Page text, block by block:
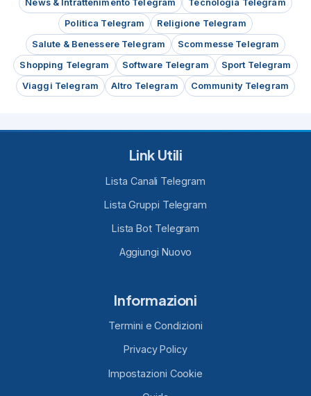
News & Intrattenimento Telegram
Tecnologia Telegram
Politica Telegram
Religione Telegram
Salute & Benessere Telegram
Scommesse Telegram
Shopping Telegram
Software Telegram
Sport Telegram
Viaggi Telegram
Altro Telegram Community Telegram
Link Utili
Lista Canali Telegram
Lista Gruppi Telegram
Lista Bot Telegram
Aggiungi Nuovo
Informazioni
Termini e Condizioni
Privacy Policy
Impostazioni Cookie